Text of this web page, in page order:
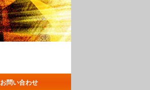
お問い合わせ